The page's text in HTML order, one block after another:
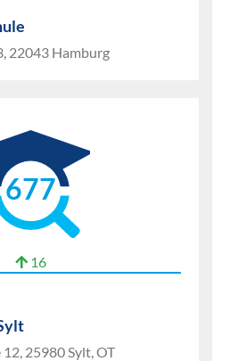
22043 Hamburg
677
16
25980 Sylt, OT